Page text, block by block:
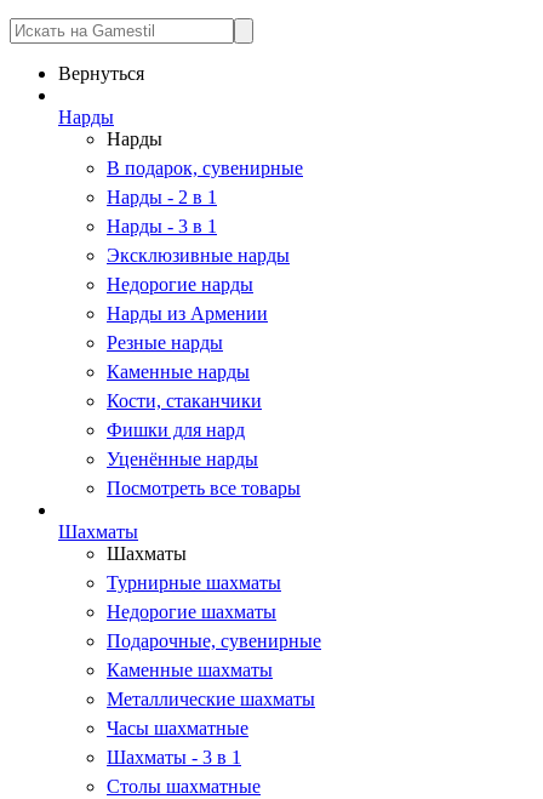
Вернуться
Нарды
Нарды
В подарок, сувенирные
Нарды - 2 в 1
Нарды - 3 в 1
Эксклюзивные нарды
Недорогие нарды
Нарды из Армении
Резные нарды
Каменные нарды
Кости, стаканчики
Фишки для нард
Уценённые нарды
Посмотреть все товары
Шахматы
Шахматы
Турнирные шахматы
Недорогие шахматы
Подарочные, сувенирные
Каменные шахматы
Металлические шахматы
Часы шахматные
Шахматы - 3 в 1
Столы шахматные